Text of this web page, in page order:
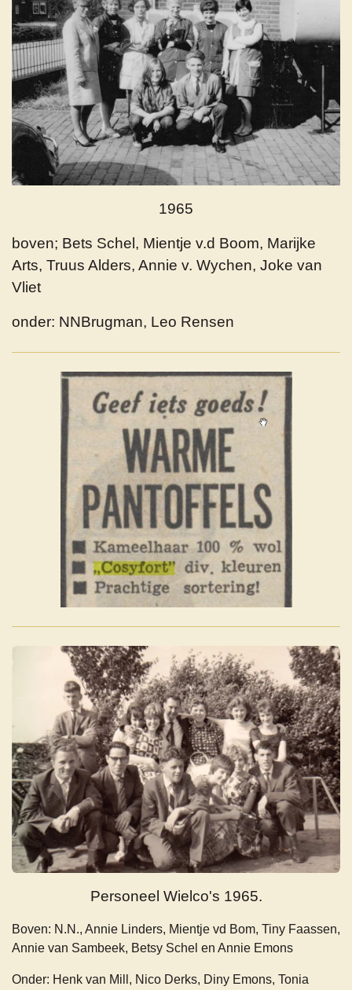
1965
boven; Bets Schel, Mientje v.d Boom, Marijke
Arts, Truus Alders, Annie v. Wychen, Joke van
Vliet
onder: NNBrugman, Leo Rensen
Personeel Wielco's 1965.
Boven: N.N., Annie Linders, Mientje vd Bom, Tiny Faassen,
Annie van Sambeek, Betsy Schel en Annie Emons
Onder: Henk van Mill, Nico Derks, Diny Emons, Tonia